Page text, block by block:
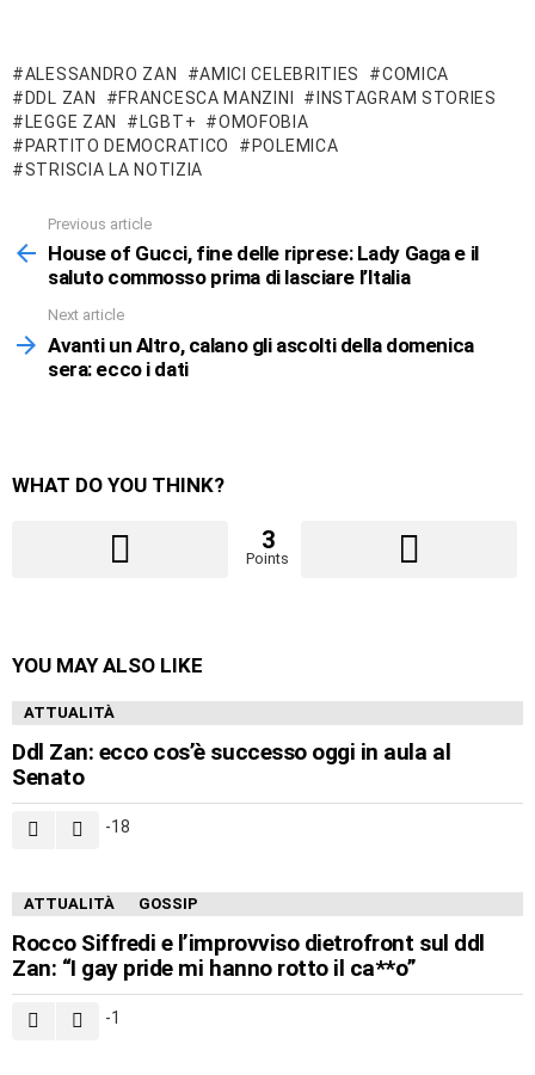
ALESSANDRO ZAN AMICI CELEBRITIES
COMICA
DDL ZAN
FRANCESCA MANZINI
INSTAGRAM STORIES
LEGGE ZAN
LGBT+
OMOFOBIA
PARTITO DEMOCRATICO
POLEMICA
STRISCIA LA NOTIZIA
more
Previous article
House of Gucci, fine delle riprese: Lady Gaga e il
saluto commosso prima di lasciare l’Italia
Next article
Avanti un Altro, calano gli ascolti della domenica
sera: ecco i dati
WHAT DO YOU THINK?
3
Points
YOU MAY ALSO LIKE
ATTUALITÀ
Ddl Zan: ecco cos’è successo oggi in aula al
Senato
-18
ATTUALITÀ GOSSIP
Rocco Siffredi e l’improvviso dietrofront sul ddl
Zan: “I gay pride mi hanno rotto il ca**o”
-1